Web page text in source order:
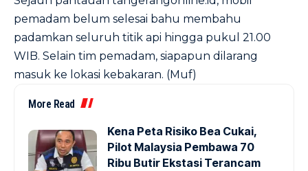
pemadam belum selesai bahu membahu
padamkan seluruh titik api hingga pukul 21.00
WIB. Selain tim pemadam, siapapun dilarang
masuk ke lokasi kebakaran. (Muf)
More Read
Kena Peta Risiko Bea Cukai,
Pilot Malaysia Pembawa 70
Ribu Butir Ekstasi Terancam